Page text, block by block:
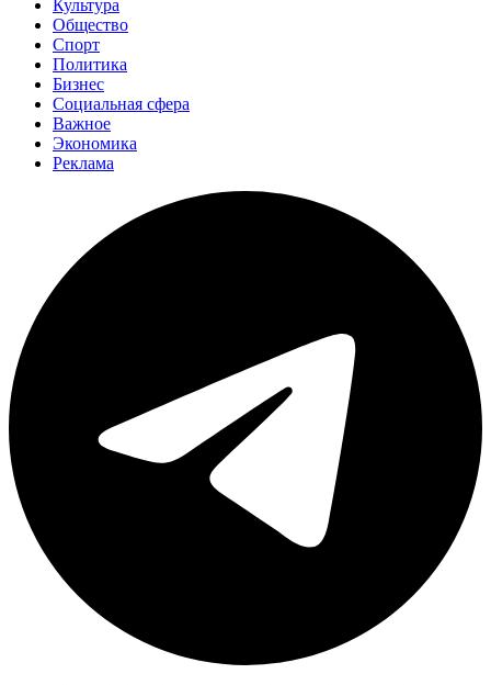
Культура
Общество
Спорт
Политика
Бизнес
Социальная сфера
Важное
Экономика
Реклама